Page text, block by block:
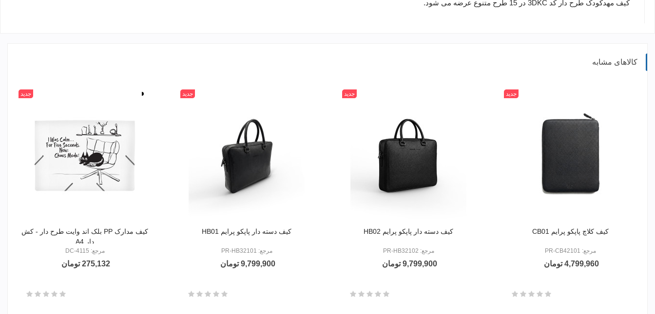
کیف مهدکودک طرح دار کد 3DKC در 15 طرح متنوع عرضه می شود.
کالاهای مشابه
جدید
کیف کلاچ پاپکو پرایم CB01
مرجع: PR-CB42101
4,799,960 تومان
جدید
کیف دسته دار پاپکو پرایم HB02
مرجع: PR-HB32102
9,799,900 تومان
جدید
کیف دسته دار پاپکو پرایم HB01
مرجع: PR-HB32101
9,799,900 تومان
سفید جدید
کیف مدارک PP بلک اند وایت طرح دار - کش
دار A4
مرجع: DC-4115
275,132 تومان